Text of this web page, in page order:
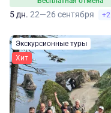
5 дн. 22—26 сентября +2
Экскурсионные туры
Хит